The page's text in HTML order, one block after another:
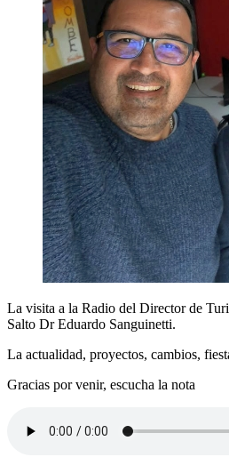
La visita a la Radio del Director de
Salto Dr Eduardo Sanguinetti.
La actualidad, proyectos, cambios,
Gracias por venir, escucha la nota